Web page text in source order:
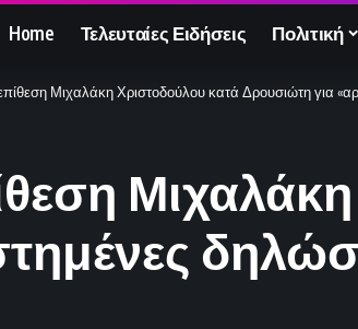
Home Τελευταίες Ειδήσεις Πολιτική
Μιχαλάκη Χριστοδούλου κατά Δρουσιώτη για